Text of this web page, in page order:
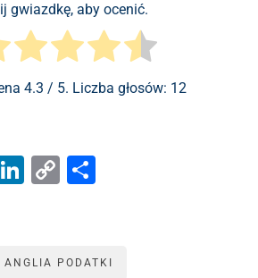
gwiazdkę, aby ocenić.
4.3 / 5. Liczba głosów: 12
Li
e
C
y
e
ANGLIA PODATKI